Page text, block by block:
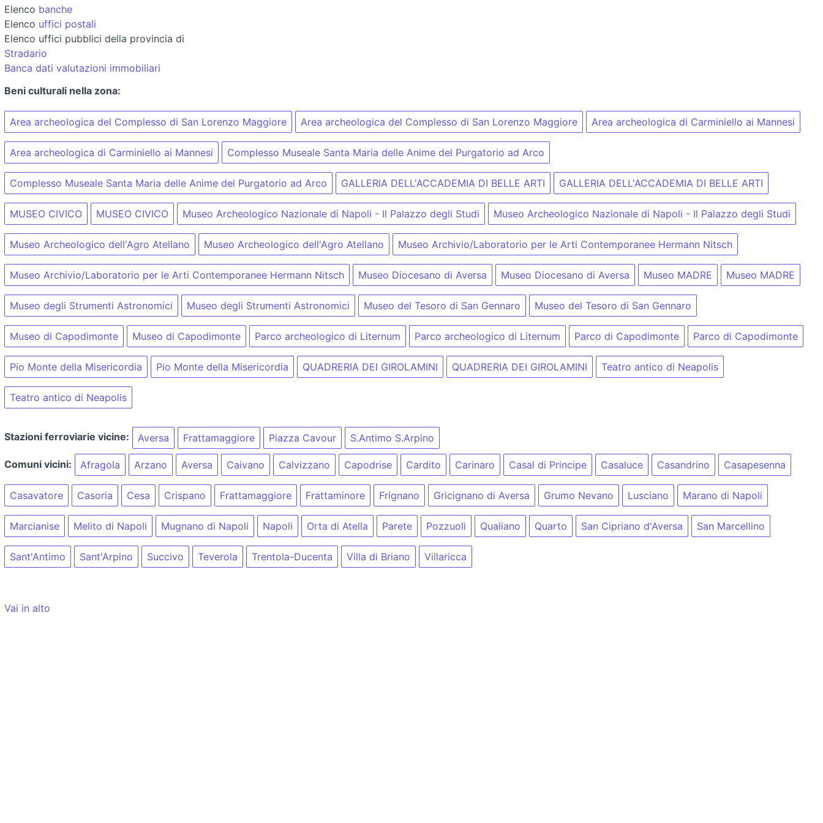
Elenco banche
Elenco uffici postali
Elenco uffici pubblici della provincia di
Stradario
Banca dati valutazioni immobiliari
Beni culturali nella zona:
Area archeologica del Complesso di San Lorenzo Maggiore Area archeologica del Complesso di San Lorenzo Maggiore Area archeologica di Carminiello ai Mannesi
Area archeologica di Carminiello ai Mannesi Complesso Museale Santa Maria delle Anime del Purgatorio ad Arco
Complesso Museale Santa Maria delle Anime del Purgatorio ad Arco GALLERIA DELL'ACCADEMIA DI BELLE ARTI GALLERIA DELL'ACCADEMIA DI BELLE ARTI
MUSEO CIVICO MUSEO CIVICO Museo Archeologico Nazionale di Napoli - Il Palazzo degli Studi Museo Archeologico Nazionale di Napoli - Il Palazzo degli Studi
Museo Archeologico dell'Agro Atellano Museo Archeologico dell'Agro Atellano Museo Archivio/Laboratorio per le Arti Contemporanee Hermann Nitsch
Museo Archivio/Laboratorio per le Arti Contemporanee Hermann Nitsch Museo Diocesano di Aversa Museo Diocesano di Aversa Museo MADRE Museo MADRE
Museo degli Strumenti Astronomici Museo degli Strumenti Astronomici Museo del Tesoro di San Gennaro Museo del Tesoro di San Gennaro
Museo di Capodimonte Museo di Capodimonte Parco archeologico di Liternum Parco archeologico di Liternum Parco di Capodimonte Parco di Capodimonte
Pio Monte della Misericordia Pio Monte della Misericordia QUADRERIA DEI GIROLAMINI QUADRERIA DEI GIROLAMINI Teatro antico di Neapolis
Teatro antico di Neapolis
Stazioni ferroviarie vicine: Aversa Frattamaggiore Piazza Cavour S.Antimo S.Arpino
Comuni vicini: Afragola Arzano Aversa Caivano Calvizzano Capodrise Cardito Carinaro Casal di Principe Casaluce Casandrino Casapesenna
Casavatore Casoria Cesa Crispano Frattamaggiore Frattaminore Frignano Gricignano di Aversa Grumo Nevano Lusciano Marano di Napoli
Marcianise Melito di Napoli Mugnano di Napoli Napoli Orta di Atella Parete Pozzuoli Qualiano Quarto San Cipriano d'Aversa San Marcellino
Sant'Antimo Sant'Arpino Succivo Teverola Trentola-Ducenta Villa di Briano Villaricca
Vai in alto